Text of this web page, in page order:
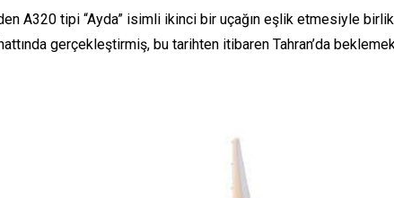
A320 tipi “Ayda” isimli ikinci bir uçağın eşlik etmesiyle
gerçekleştirmiş, bu tarihten itibaren Tahran’da